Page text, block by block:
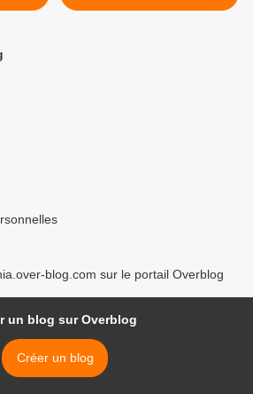
blog.com sur le portail Overblog
un blog sur Overblog
Créer un blog